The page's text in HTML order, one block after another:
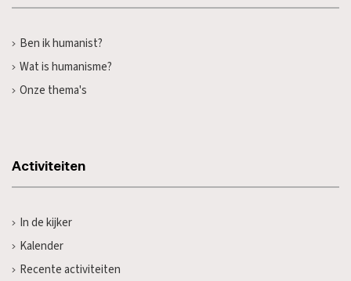
Ben ik humanist?
Wat is humanisme?
Onze thema's
Activiteiten
In de kijker
Kalender
Recente activiteiten